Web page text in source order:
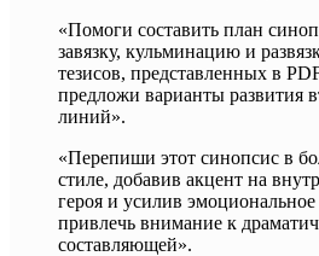
«Помоги составить план
завязку, кульминацию и
тезисов, представленных в
предложи варианты развития
линий».
«Перепиши этот синопсис в
стиле, добавив акцент на
героя и усилив
привлечь внимание к
составляющей».